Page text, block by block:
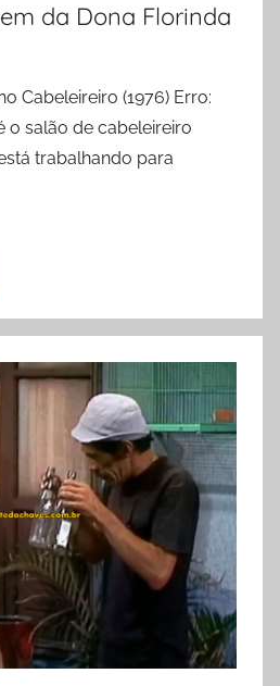
da Dona Florinda
Cabeleireiro (1976) Erro:
o salão de cabeleireiro
trabalhando para